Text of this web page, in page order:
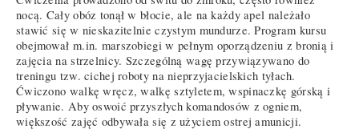
nocą. Cały obóz tonął w błocie, ale na każdy apel należało
stawić się w nieskazitelnie czystym mundurze. Program kursu
obejmował m.in. marszobiegi w pełnym oporządzeniu z bronią i
zajęcia na strzelnicy. Szczególną wagę przywiązywano do
treningu tzw. cichej roboty na nieprzyjacielskich tyłach.
Ćwiczono walkę wręcz, walkę sztyletem, wspinaczkę górską i
pływanie. Aby oswoić przyszłych komandosów z ogniem,
większość zajęć odbywała się z użyciem ostrej amunicji.